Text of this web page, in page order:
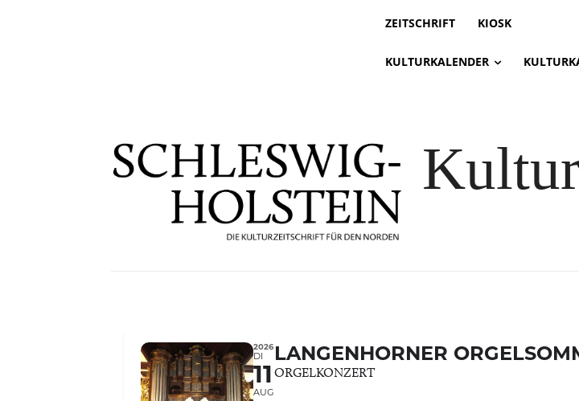
ZEITSCHRIFT KIOSK
KULTURKALENDER
2026
DI
11
AUG
LANGENHORNER
ORGELKONZERT